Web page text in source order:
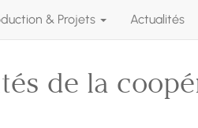
& Projets Actualités
de la